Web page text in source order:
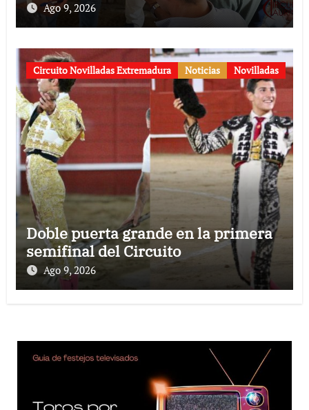
Ago 9, 2026
Circuito Novilladas Extremadura Noticias Novilladas
Doble puerta grande en la primera
semifinal del Circuito
Ago 9, 2026